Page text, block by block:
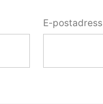
E-postadress